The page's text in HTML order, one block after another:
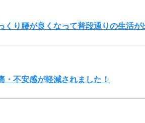
くり腰が良くなって普段通りの生活
・不安感が軽減されました！